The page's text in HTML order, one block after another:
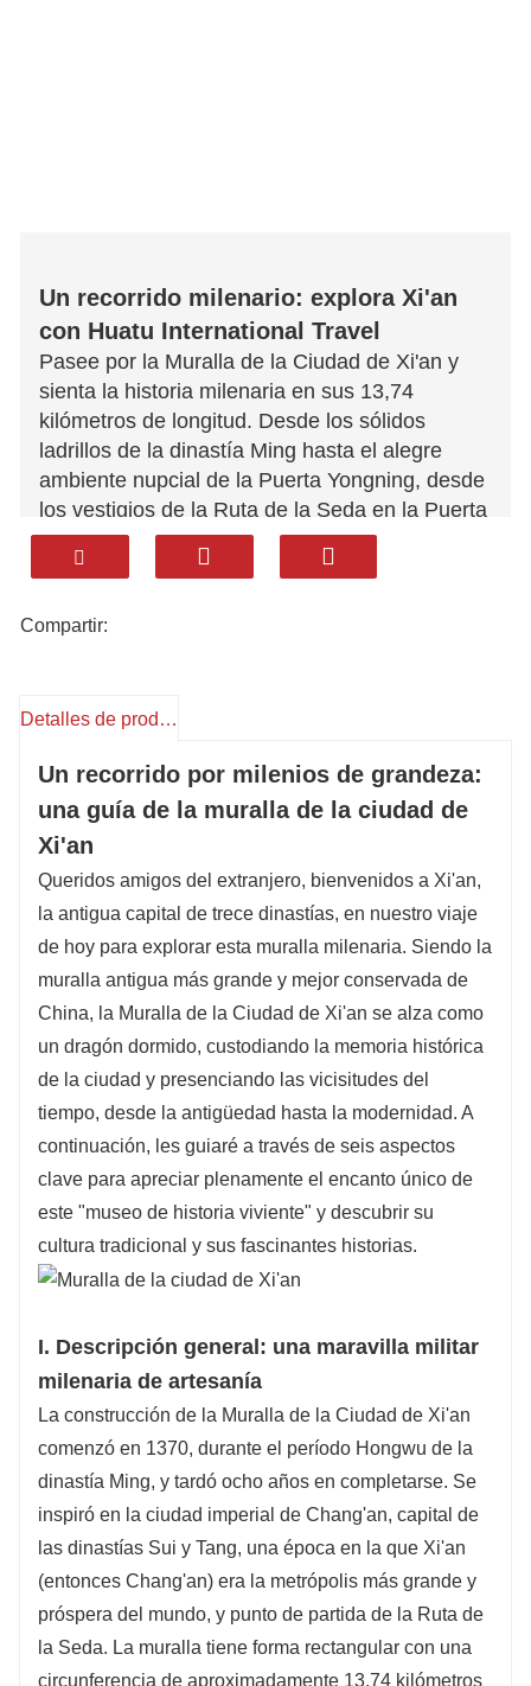
Un recorrido milenario: explora Xi'an
con Huatu International Travel
Pasee por la Muralla de la Ciudad de Xi'an y
sienta la historia milenaria en sus 13,74
kilómetros de longitud. Desde los sólidos
ladrillos de la dinastía Ming hasta el alegre
ambiente nupcial de la Puerta Yongning, desde
los vestigios de la Ruta de la Seda en la Puerta
Anding hasta el encanto literario de la Puerta
Wenchang, esta muralla tiene muchísimo que
las almenas o vea la antigua estructura brillar
Aquí descubrirás el patrimonio cultural de los
de lealtad del Templo Guan Yu. Y no te pierdas
las delicias locales: el jugoso roujiamo
(hamburguesa china), la sabrosa sopa de
cuenta la historia de la profundidad y vitalidad
de esta antigua capital.
¿Por qué elegir 【 Viajes Internacionales
Huatu¿Entendemos lo que necesitan los
viajeros internacionales? Ofrecemos
alojamiento desde hoteles de 4 estrellas,
acogedores y cómodos para su descanso.
Todas las comidas incluyen especialidades
locales, desde fideos fríos hasta gelatina
helada; su paladar se lo agradecerá.
Ofrecemos tours personalizados con menú:
adéntrese en la muralla de la ciudad o
combínelos con el Ejército de Terracota y la
Gran Pagoda del Ganso Salvaje. ¡Planifique sin
Nuestro equipo profesional se encarga de todo.
Simplemente concéntrate en absorber la
Comencemos juntos un auténtico viaje a Xi'an
sin preocupaciones
Compartir:
Detalles de producto
Un recorrido por milenios de grandeza:
una guía de la muralla de la ciudad de
Xi'an
Queridos amigos del extranjero, bienvenidos a Xi'an,
la antigua capital de trece dinastías, en nuestro viaje
de hoy para explorar esta muralla milenaria. Siendo la
muralla antigua más grande y mejor conservada de
China, la Muralla de la Ciudad de Xi'an se alza como
un dragón dormido, custodiando la memoria histórica
de la ciudad y presenciando las vicisitudes del
tiempo, desde la antigüedad hasta la modernidad. A
continuación, les guiaré a través de seis aspectos
clave para apreciar plenamente el encanto único de
este "museo de historia viviente" y descubrir su
cultura tradicional y sus fascinantes historias.
I. Descripción general: una maravilla militar
milenaria de artesanía
La construcción de la Muralla de la Ciudad de Xi'an
comenzó en 1370, durante el período Hongwu de la
dinastía Ming, y tardó ocho años en completarse. Se
inspiró en la ciudad imperial de Chang'an, capital de
las dinastías Sui y Tang, una época en la que Xi'an
(entonces Chang'an) era la metrópolis más grande y
próspera del mundo, y punto de partida de la Ruta de
la Seda. La muralla tiene forma rectangular con una
circunferencia de aproximadamente 13,74 kilómetros